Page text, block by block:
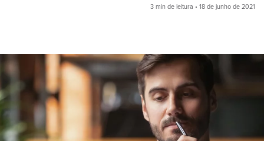
3 min de leitura • 18 de junho de 2021